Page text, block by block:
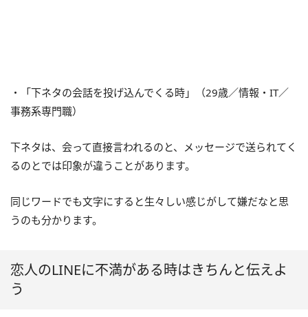
・「下ネタの会話を投げ込んでくる時」（29歳／情報・IT／
事務系専門職）
下ネタは、会って直接言われるのと、メッセージで送られてく
るのとでは印象が違うことがあります。
同じワードでも文字にすると生々しい感じがして嫌だなと思
うのも分かります。
恋人のLINEに不満がある時はきちんと伝えよ
う